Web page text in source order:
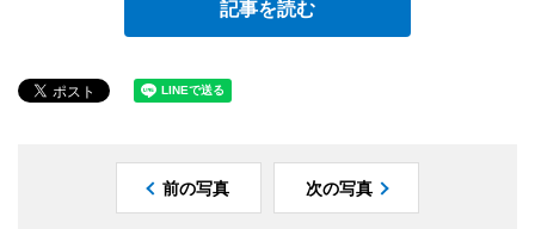
記事を読む
前の写真 次の写真